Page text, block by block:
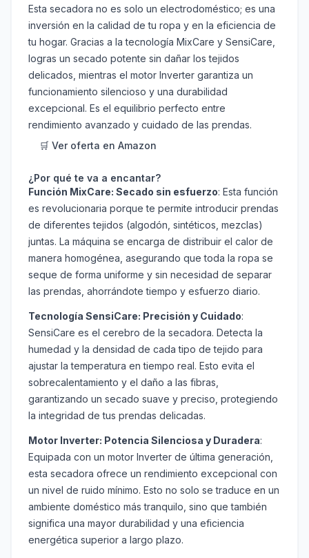
Esta secadora no es solo un electrodoméstico; es una
inversión en la calidad de tu ropa y en la eficiencia de
tu hogar. Gracias a la tecnología MixCare y SensiCare,
logras un secado potente sin dañar los tejidos
delicados, mientras el motor Inverter garantiza un
funcionamiento silencioso y una durabilidad
excepcional. Es el equilibrio perfecto entre
rendimiento avanzado y cuidado de las prendas.
🛒 Ver oferta en Amazon
¿Por qué te va a encantar?
Función MixCare: Secado sin esfuerzo: Esta función
es revolucionaria porque te permite introducir prendas
de diferentes tejidos (algodón, sintéticos, mezclas)
juntas. La máquina se encarga de distribuir el calor de
manera homogénea, asegurando que toda la ropa se
seque de forma uniforme y sin necesidad de separar
las prendas, ahorrándote tiempo y esfuerzo diario.
Tecnología SensiCare: Precisión y Cuidado:
SensiCare es el cerebro de la secadora. Detecta la
humedad y la densidad de cada tipo de tejido para
ajustar la temperatura en tiempo real. Esto evita el
sobrecalentamiento y el daño a las fibras,
garantizando un secado suave y preciso, protegiendo
la integridad de tus prendas delicadas.
Motor Inverter: Potencia Silenciosa y Duradera:
Equipada con un motor Inverter de última generación,
esta secadora ofrece un rendimiento excepcional con
un nivel de ruido mínimo. Esto no solo se traduce en un
ambiente doméstico más tranquilo, sino que también
significa una mayor durabilidad y una eficiencia
energética superior a largo plazo.